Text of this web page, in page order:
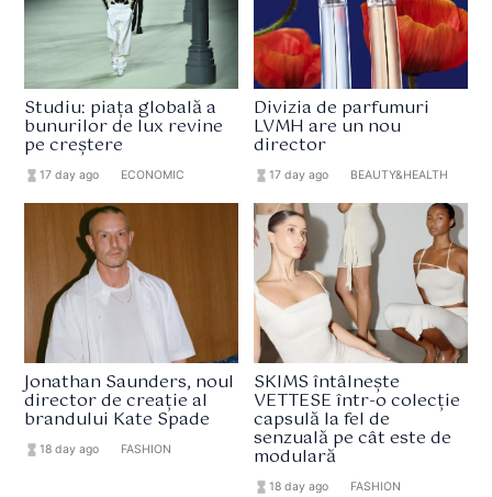
Studiu: piața globală a
bunurilor de lux revine
pe creștere
hourglass_full17 day ago ECONOMIC
Divizia de parfumuri
LVMH are un nou
director
hourglass_full 17 day ago BEAUTY&HEALTH
Jonathan Saunders, noul
director de creație al
brandului Kate Spade
hourglass_full18 day ago FASHION
SKIMS întâlnește
VETTESE într-o colecție
capsulă la fel de
senzuală pe cât este de
modulară
hourglass_full 18 day ago FASHION